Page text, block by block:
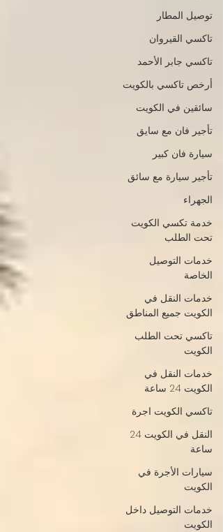
توصيل المطار
تاكسي القيروان
تاكسي جابر الأحمد
أرخص تاكسي بالكويت
سائقين في الكويت
تأجير فان مع سايق
سيارة فان كبير
تأجير سيارة مع سائق
الجهراء
خدمة تكسي الكويت
تحت الطلب
خدمات التوصيل
الخاصة
خدمات النقل في
الكويت جميع المناطق
تاكسي تحت الطلب
الكويت
خدمات النقل في
الكويت 24 ساعة
تاكسي الكويت اجرة
النقل في الكويت 24
ساعة
سيارات الأجرة في
الكويت
خدمات التوصيل داخل
الكويت